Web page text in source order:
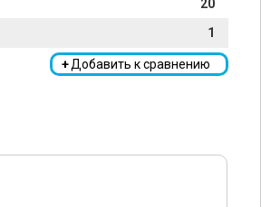
20
1
+Добавить к сравнению